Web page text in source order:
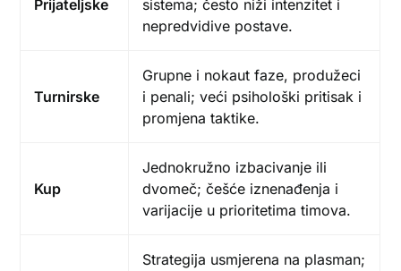
Prijateljske
sistema; često niži intenzitet i
nepredvidive postave.
Turnirske
Grupne i nokaut faze, produžeci
i penali; veći psihološki pritisak i
promjena taktike.
Kup
Jednokružno izbacivanje ili
dvomeč; češće iznenađenja i
varijacije u prioritetima timova.
Strategija usmjerena na plasman;